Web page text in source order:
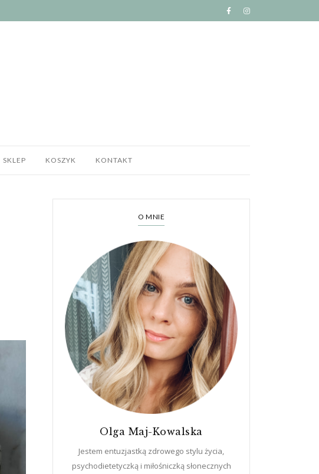
SKLEP KOSZYK KONTAKT
O MNIE
Olga Maj-Kowalska
Jestem entuzjastką zdrowego stylu życia,
psychodietetyczką i miłośniczką słonecznych